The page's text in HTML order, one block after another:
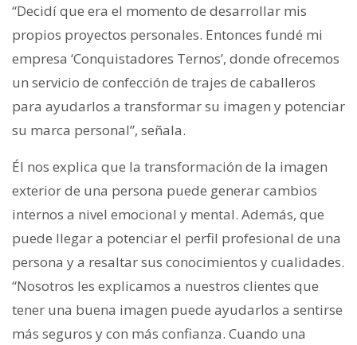
“Decidí que era el momento de desarrollar mis
propios proyectos personales. Entonces fundé mi
empresa ‘Conquistadores Ternos’, donde ofrecemos
un servicio de confección de trajes de caballeros
para ayudarlos a transformar su imagen y potenciar
su marca personal”, señala.
Él nos explica que la transformación de la imagen
exterior de una persona puede generar cambios
internos a nivel emocional y mental. Además, que
puede llegar a potenciar el perfil profesional de una
persona y a resaltar sus conocimientos y cualidades.
“Nosotros les explicamos a nuestros clientes que
tener una buena imagen puede ayudarlos a sentirse
más seguros y con más confianza. Cuando una